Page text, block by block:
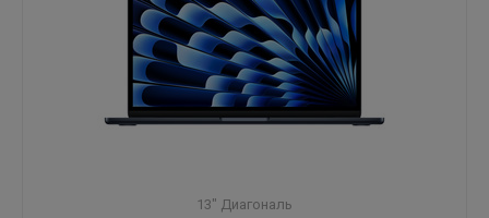
13" Диагональ